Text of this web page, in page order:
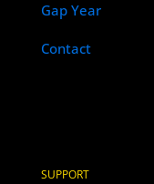
Gap Year
Contact
SUPPORT